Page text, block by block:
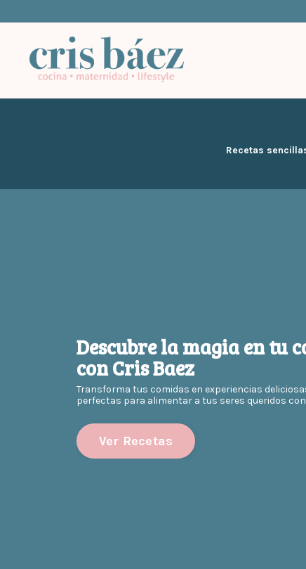
Recetas
Descubre la magia en tu
con Cris Baez
Transforma tus comidas en experiencias
perfectas para alimentar a tus seres queridos
Ver Recetas